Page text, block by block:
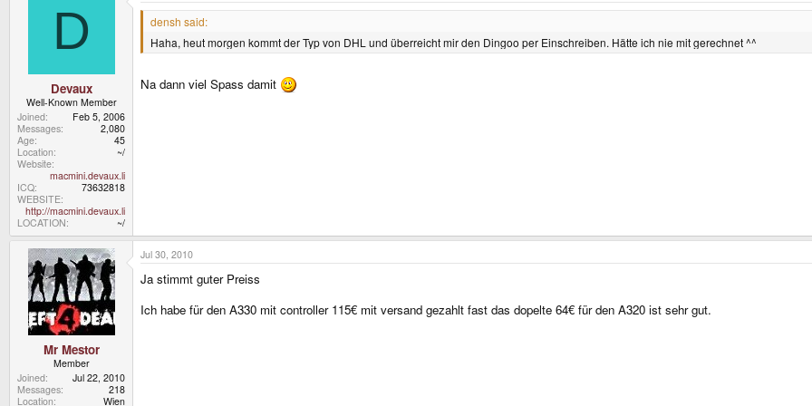
D
Devaux
Well-Known Member
Joined
Feb 5, 2006
Messages
2,080
Age
45
Location
~/
Website
macmini.devaux.li
ICQ
73632818
WEBSITE
http://macmini.devaux.li
LOCATION
~/
densh said:
Haha, heut morgen kommt der Typ von DHL und überreicht mir den Dingoo per Einschreiben. Hätte ich nie mit gerechnet ^^
Na dann viel Spass damit
Mr Mestor
Member
Joined
Jul 22, 2010
Messages
218
Location
Wien
Jul 30, 2010
Ja stimmt guter Preiss
Ich habe für den A330 mit controller 115€ mit versand gezahlt fast das dopelte 64€ für den A320 ist sehr gut.